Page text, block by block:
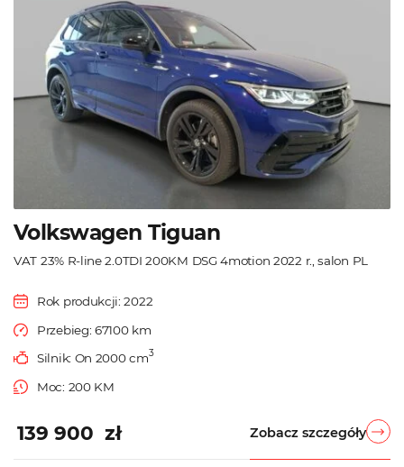
Volkswagen Tiguan
VAT 23% R-line 2.0TDI 200KM DSG 4motion 2022 r., salon PL
Rok produkcji: 2022
Przebieg: 67100 km
Silnik: On 2000 cm3
Moc: 200 KM
139 900 zł Zobacz szczegóły